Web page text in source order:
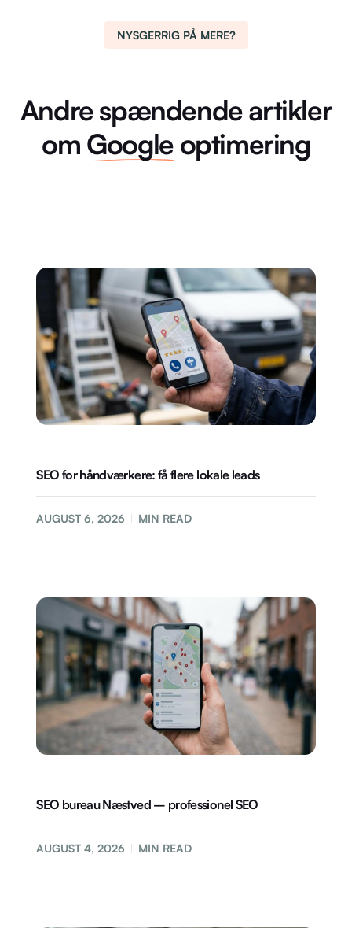
NYSGERRIG PÅ MERE?
Andre spændende artikler
om Googleoptimering
SEO for håndværkere: få flere lokale leads
AUGUST 6, 2026 MIN READ
SEO bureau Næstved – professionel SEO
AUGUST 4, 2026 MIN READ